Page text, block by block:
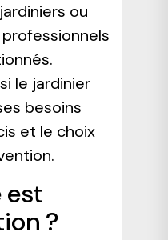
ou
le jardinier
besoins
et le choix
est
?